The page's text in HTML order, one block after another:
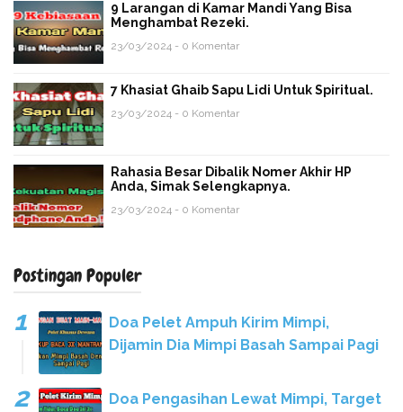
9 Larangan di Kamar Mandi Yang Bisa
Menghambat Rezeki.
23/03/2024 - 0 Komentar
7 Khasiat Ghaib Sapu Lidi Untuk Spiritual.
23/03/2024 - 0 Komentar
Rahasia Besar Dibalik Nomer Akhir HP
Anda, Simak Selengkapnya.
23/03/2024 - 0 Komentar
Postingan Populer
Doa Pelet Ampuh Kirim Mimpi,
Dijamin Dia Mimpi Basah Sampai Pagi
Doa Pengasihan Lewat Mimpi, Target